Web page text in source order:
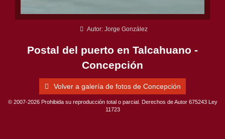
Autor: Jorge González
Postal del puerto en Talcahuano -
Concepción
Volver a galería de fotos de Concepción
© 2007-2026 Prohibida su reproducción total o parcial. Derechos de Autor 675243 Ley
11723